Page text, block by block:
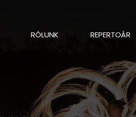
RÓLUNK REPERTOÁR